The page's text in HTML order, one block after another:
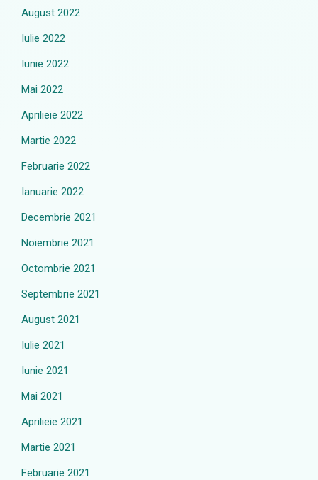
August 2022
Iulie 2022
Iunie 2022
Mai 2022
Aprilieie 2022
Martie 2022
Februarie 2022
Ianuarie 2022
Decembrie 2021
Noiembrie 2021
Octombrie 2021
Septembrie 2021
August 2021
Iulie 2021
Iunie 2021
Mai 2021
Aprilieie 2021
Martie 2021
Februarie 2021